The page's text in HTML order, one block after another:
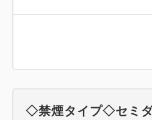
◇禁煙タイプ◇セミ